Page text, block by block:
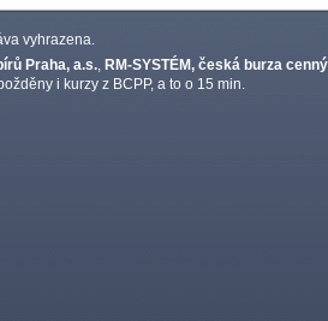
vyhrazena.
Praha, a.s. RM-SYSTÉM, česká burza
i kurzy z BCPP, a to o 15 min.